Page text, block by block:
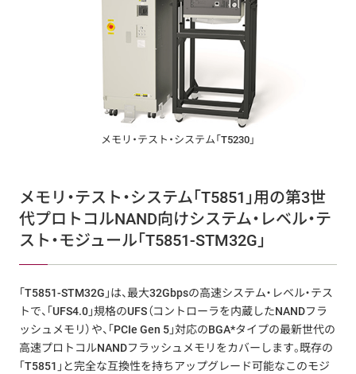
メモリ・テスト・システム「T5230」
メモリ・テスト・システム「T5851」用の第3世
代プロトコルNAND向けシステム・レベル・テ
スト・モジュール「T5851-STM32G」
「T5851-STM32G」は、最大32Gbpsの高速システム・レベル・テス
トで、「UFS4.0」規格のUFS（コントローラを内蔵したNANDフラ
ッシュメモリ）や、「PCIe Gen 5」対応のBGA*タイプの最新世代の
高速プロトコルNANDフラッシュメモリをカバーします。既存の
「T5851」と完全な互換性を持ちアップグレード可能なこのモジ